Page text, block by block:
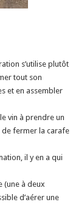
s’utilise plutôt
tout son
et en assembler
vin à prendre un
de fermer la carafe
il y en a qui
(une à deux
d’aérer une